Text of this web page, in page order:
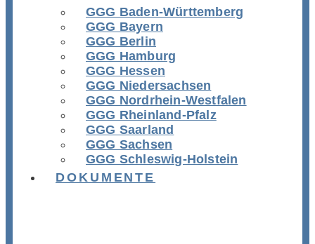
GGG Baden-Württemberg
GGG Bayern
GGG Berlin
GGG Hamburg
GGG Hessen
GGG Niedersachsen
GGG Nordrhein-Westfalen
GGG Rheinland-Pfalz
GGG Saarland
GGG Sachsen
GGG Schleswig-Holstein
DOKUMENTE